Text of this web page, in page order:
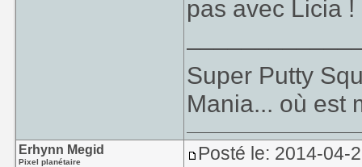
pas avec Licia !
Super Putty
Mania... où est
Erhynn Megid
Pixel planétaire Posté le: 2014-04-